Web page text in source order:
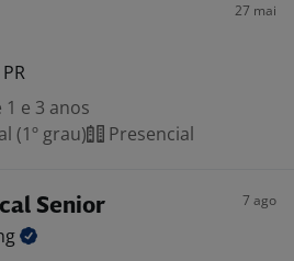
27 mai
1 e 3 anos
(1º grau)
Presencial
Senior 7 ago